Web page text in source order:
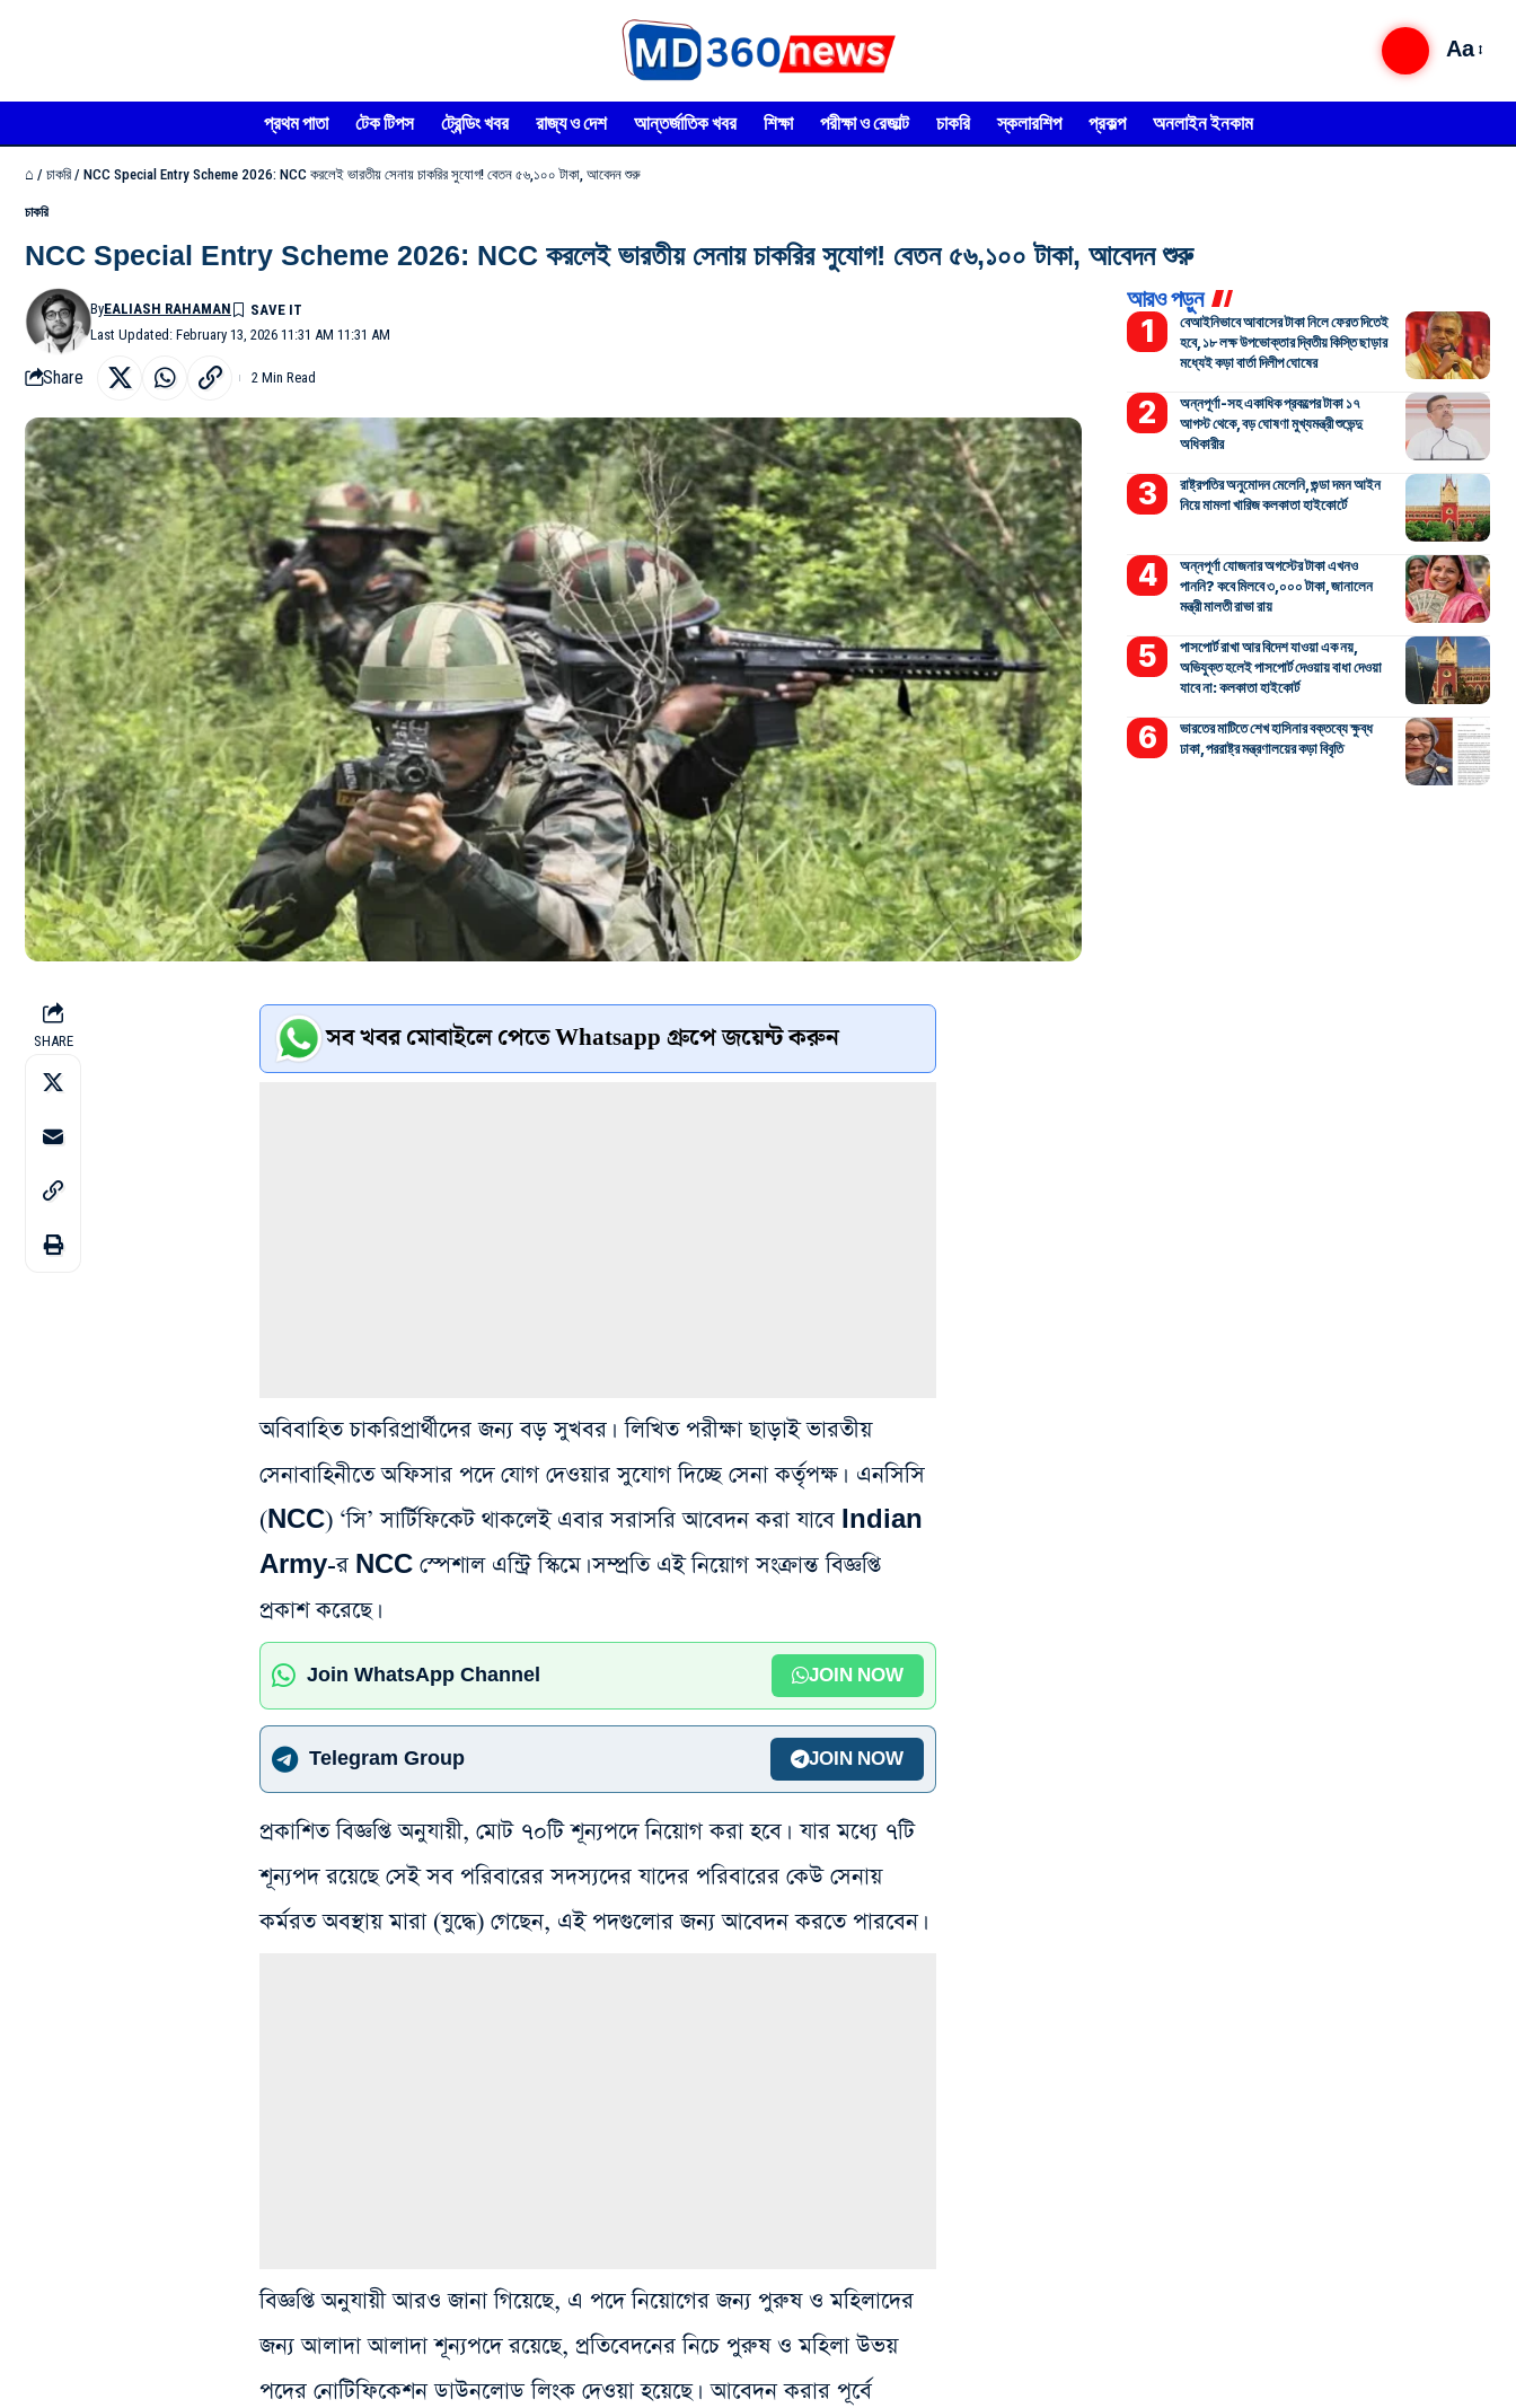
Aa
প্রথম পাতা টেক টিপস ট্রেন্ডিং খবর রাজ্য ও দেশ আন্তর্জাতিক খবর শিক্ষা পরীক্ষা ও রেজাল্ট চাকরি স্কলারশিপ প্রকল্প অনলাইন ইনকাম
⌂ / চাকরি / NCC Special Entry Scheme 2026: NCC করলেই ভারতীয় সেনায় চাকরির সুযোগ! বেতন ৫৬,১০০ টাকা, আবেদন শুরু
চাকরি
NCC Special Entry Scheme 2026: NCC করলেই ভারতীয় সেনায় চাকরির সুযোগ! বেতন ৫৬,১০০ টাকা, আবেদন শুরু
Last Updated: February 13, 2026 11:31 AM 11:31 AM
ByEALIASH RAHAMAN
Share 2 Min Read
SHARE সব খবর মোবাইলে পেতে Whatsapp গ্রুপে জয়েন্ট করুন
অবিবাহিত চাকরিপ্রার্থীদের জন্য বড় সুখবর। লিখিত পরীক্ষা ছাড়াই ভারতীয়
সেনাবাহিনীতে অফিসার পদে যোগ দেওয়ার সুযোগ দিচ্ছে সেনা কর্তৃপক্ষ। এনসিসি
(NCC) ‘সি’ সার্টিফিকেট থাকলেই এবার সরাসরি আবেদন করা যাবে Indian
Army-র NCC স্পেশাল এন্ট্রি স্কিমে। সম্প্রতি এই নিয়োগ সংক্রান্ত বিজ্ঞপ্তি
প্রকাশ করেছে।
Join WhatsApp Channel JOIN NOW
Telegram Group JOIN NOW
প্রকাশিত বিজ্ঞপ্তি অনুযায়ী, মোট ৭০টি শূন্যপদে নিয়োগ করা হবে। যার মধ্যে ৭টি
শূন্যপদ রয়েছে সেই সব পরিবারের সদস্যদের যাদের পরিবারের কেউ সেনায়
কর্মরত অবস্থায় মারা (যুদ্ধে) গেছেন, এই পদগুলোর জন্য আবেদন করতে পারবেন।
বিজ্ঞপ্তি অনুযায়ী আরও জানা গিয়েছে, এ পদে নিয়োগের জন্য পুরুষ ও মহিলাদের
জন্য আলাদা আলাদা শূন্যপদে রয়েছে, প্রতিবেদনের নিচে পুরুষ ও মহিলা উভয়
পদের নোটিফিকেশন ডাউনলোড লিংক দেওয়া হয়েছে। আবেদন করার পূর্বে
আরও পড়ুন
বেআইনিভাবে আবাসের টাকা নিলে ফেরত দিতেই
হবে, ১৮ লক্ষ উপভোক্তার দ্বিতীয় কিস্তি ছাড়ার
মধ্যেই কড়া বার্তা দিলীপ ঘোষের
অন্নপূর্ণা-সহ একাধিক প্রকল্পের টাকা ১৭
আগস্ট থেকে, বড় ঘোষণা মুখ্যমন্ত্রী শুভেন্দু
অধিকারীর
রাষ্ট্রপতির অনুমোদন মেলেনি, গুন্ডা দমন আইন
নিয়ে মামলা খারিজ কলকাতা হাইকোর্টে
অন্নপূর্ণা যোজনার অগস্টের টাকা এখনও
পাননি? কবে মিলবে ৩,০০০ টাকা, জানালেন
মন্ত্রী মালতী রাভা রায়
পাসপোর্ট রাখা আর বিদেশ যাওয়া এক নয়,
অভিযুক্ত হলেই পাসপোর্ট দেওয়ায় বাধা দেওয়া
যাবে না: কলকাতা হাইকোর্ট
ভারতের মাটিতে শেখ হাসিনার বক্তব্যে ক্ষুব্ধ
ঢাকা, পররাষ্ট্র মন্ত্রণালয়ের কড়া বিবৃতি